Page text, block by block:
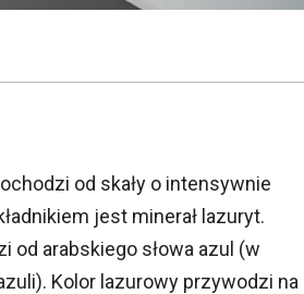
od skały o intensywnie
jest minerał lazuryt.
od arabskiego słowa azul (w
Kolor lazurowy przywodzi na